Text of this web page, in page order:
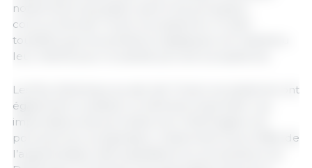
notamment sa position parmi les principaux
concurrents de l’Union européenne. À noter
toutefois que les acheteurs asiatiques ont maintenu
leur intérêt pour la viande porcine européenne.
Les flux d’animaux au sein de l’Union européenne ont
également constitué un élément important. Les
importations de porcelets vers l’Allemagne ont
poursuivi leur progression, notamment sous l’effet de
l’augmentation des expéditions en provenance du